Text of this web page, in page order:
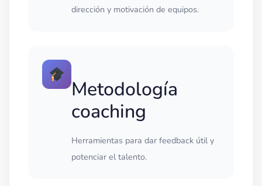
dirección y motivación de equipos.
Metodología
coaching
Herramientas para dar feedback útil y
potenciar el talento.